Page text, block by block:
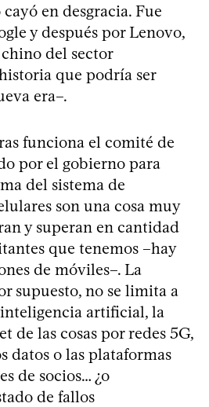
en desgracia. Fue
y después por Lenovo,
del sector
que podría ser
era–.
funciona el comité de
por el gobierno para
del sistema de
son una cosa muy
y superan en cantidad
que tenemos –hay
de móviles–. La
supuesto, no se limita a
inteligencia artificial, la
de las cosas por redes 5G,
datos o las plataformas
de socios… ¿o
de fallos